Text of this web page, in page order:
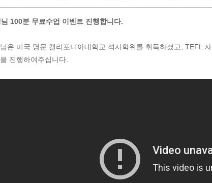
100분 무료수업 이벤트 진행합니다.
은 미국 명문 캘리포니아대학교 석사학위를 취득하셨고, TEFL
진행하여주십니다.